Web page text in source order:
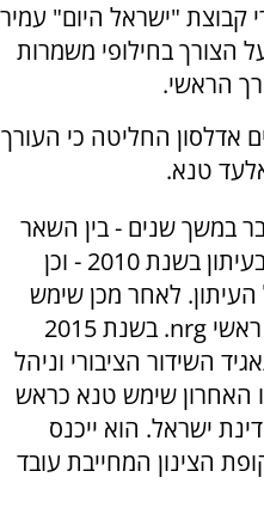
קבוצת "ישראל היום" עמיר
הצורך בחילופי משמרות
הראשי.
אדלסון החליטה כי העורך
טנא.
במשך שנים - בין השאר
ייסד וערך את המגזין "מוצש" בעיתון בשנת 2010 - וכן
לאחר מכן שימש
כסגן עורך ראשי מעריב ועורך ראשי nrg. בשנת 2015
השידור הציבורי וניהל
בתפקידו האחרון שימש טנא כראש
ישראל. הוא ייכנס
הצינון המחייבת עובד